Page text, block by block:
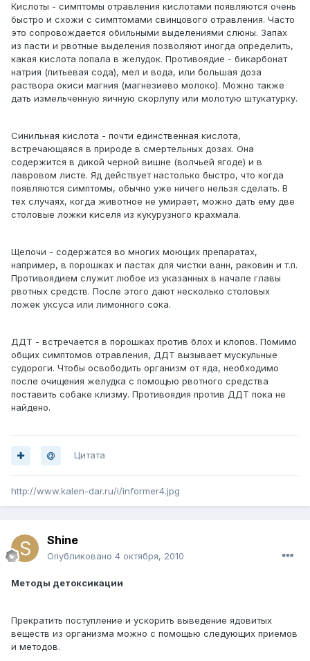
Кислоты - симптомы отравления кислотами появляются очень
быстро и схожи с симптомами свинцового отравления. Часто
это сопровождается обильными выделениями слюны. Запах
из пасти и рвотные выделения позволяют иногда определить,
какая кислота попала в желудок. Противоядие - бикарбонат
натрия (питьевая сода), мел и вода, или большая доза
раствора окиси магния (магнезиево молоко). Можно также
дать измельченную яичную скорлупу или молотую штукатурку.
Синильная кислота - почти единственная кислота,
встречающаяся в природе в смертельных дозах. Она
содержится в дикой черной вишне (волчьей ягоде) и в
лавровом листе. Яд действует настолько быстро, что когда
появляются симптомы, обычно уже ничего нельзя сделать. В
тех случаях, когда животное не умирает, можно дать ему две
столовые ложки киселя из кукурузного крахмала.
Щелочи - содержатся во многих моющих препаратах,
например, в порошках и пастах для чистки ванн, раковин и т.п.
Противоядием служит любое из указанных в начале главы
рвотных средств. После этого дают несколько столовых
ложек уксуса или лимонного сока.
ДДТ - встречается в порошках против блох и клопов. Помимо
общих симптомов отравления, ДДТ вызывает мускульные
судороги. Чтобы освободить организм от яда, необходимо
после очищения желудка с помощью рвотного средства
поставить собаке клизму. Противоядия против ДДТ пока не
найдено.
Цитата
http://www.kalen-dar.ru/i/informer4.jpg
Shine
Опубликовано 4 октября, 2010
Методы детоксикации
Прекратить поступление и ускорить выведение ядовитых
веществ из организма можно с помощью следующих приемов
и методов.